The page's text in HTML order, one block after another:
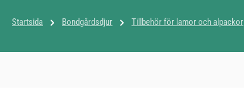
Startsida Bondgårdsdjur Tillbehör för lamor och alpackor